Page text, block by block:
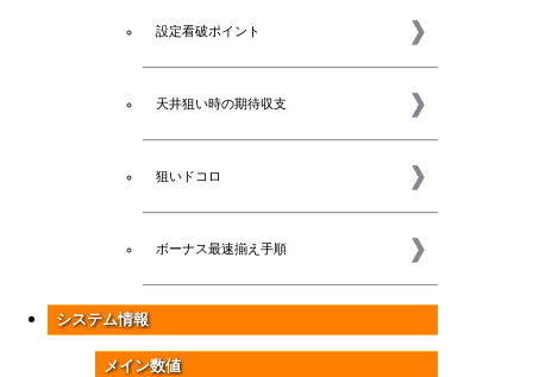
設定看破ポイント
天井狙い時の期待収支
狙いドコロ
ボーナス最速揃え手順
システム情報
メイン数値